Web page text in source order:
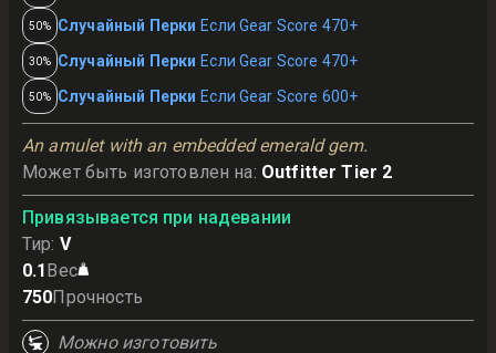
50% Случайный Перки Если Gear Score 470+
30% Случайный Перки Если Gear Score 470+
50% Случайный Перки Если Gear Score 600+
An amulet with an embedded emerald gem.
Может быть изготовлен на: Outfitter Tier 2
Привязывается при надевании
Тир: V
0.1Вес
750Прочность
Можно изготовить